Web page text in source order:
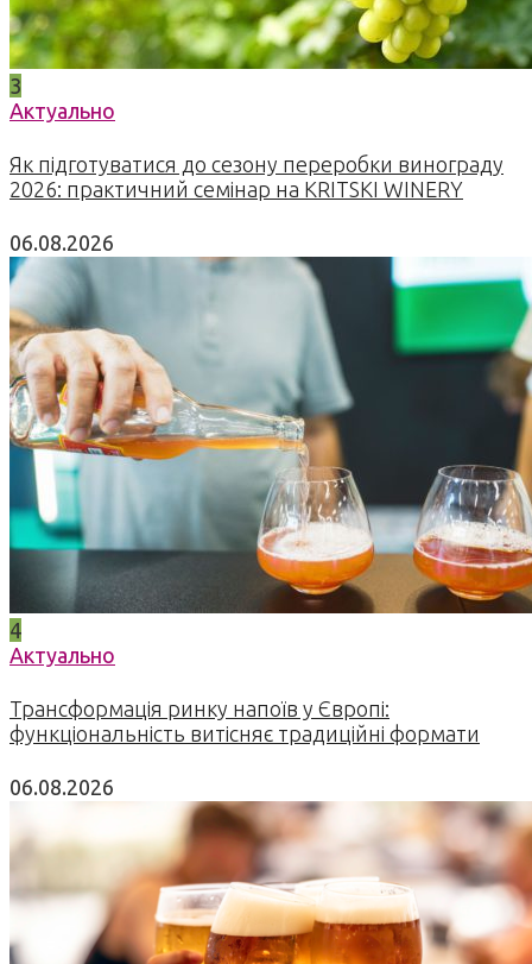
3
Актуально
Як підготуватися до сезону переробки винограду
2026: практичний семінар на KRITSKI WINERY
06.08.2026
4
Актуально
Трансформація ринку напоїв у Європі:
функціональність витісняє традиційні формати
06.08.2026